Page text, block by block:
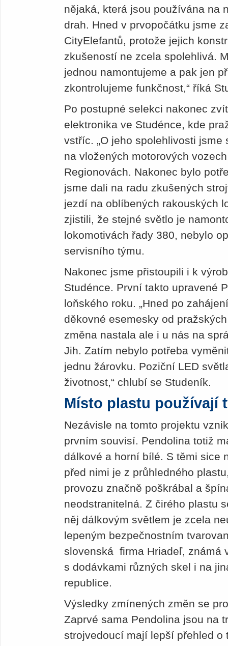
nějaká, která jsou používána na
drah. Hned v prvopočátku jsme
CityElefantů, protože jejich
zkušeností ne zcela spolehlivá.
jednou namontujeme a pak jen
zkontrolujeme funkčnost,“ říká
Po postupné selekci nakonec
elektronika ve Studénce, kde
vstříc. „O jeho spolehlivosti
na vložených motorových
Regionovách. Nakonec bylo
jsme dali na radu zkušených
jezdí na oblíbených rakouských
zjistili, že stejné světlo je
lokomotivách řady 380, nebylo
servisního týmu.
Nakonec jsme přistoupili i k
Studénce. První takto upravené
loňského roku. „Hned po
děkovné esemesky od
změna nastala ale i u nás na
Jih. Zatím nebylo potřeba
jednu žárovku. Poziční LED
životnost,“ chlubí se Studeník.
Místo plastu používají
Nezávisle na tomto projektu
prvním souvisí. Pendolina totiž
dálkové a horní bílé. S těmi sice
před nimi je z průhledného
provozu značně poškrábal a
neodstranitelná. Z čirého plastu
něj dálkovým světlem je zcela
lepeným bezpečnostním
slovenská firma Hriadeľ, známá
s dodávkami různých skel i na
republice.
Výsledky zmínených změn se
Zaprvé sama Pendolina jsou na
strojvedoucí mají lepší přehled o